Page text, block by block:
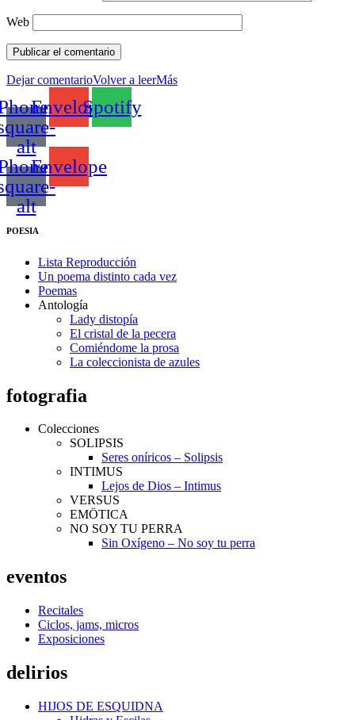
Web
Dejar comentarioVolver a leerMás
alt
EnvelopeSpotify
alt
Envelope
POESIA
Lista Reproducción
Un poema distinto cada vez
Poemas
Antología
Lady distopía
El cristal de la pecera
Comiéndome la prosa
La coleccionista de azules
fotografia
Colecciones
SOLIPSIS
Seres oníricos – Solipsis
INTIMUS
Lejos de Dios – Intimus
VERSUS
EMÖTICA
NO SOY TU PERRA
Sin Oxígeno – No soy tu perra
eventos
Recitales
Ciclos, jams, micros
Exposiciones
delirios
HIJOS DE ESQUIDNA